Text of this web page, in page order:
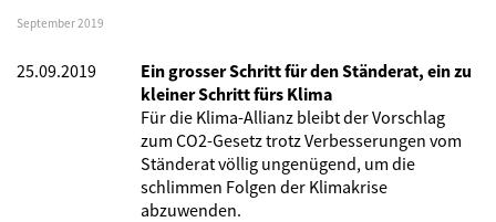
September 2019
25.09.2019
Ein grosser Schritt für den Ständerat, ein zu
kleiner Schritt fürs Klima
Für die Klima-Allianz bleibt der Vorschlag
zum CO2-Gesetz trotz Verbesserungen vom
Ständerat völlig ungenügend, um die
schlimmen Folgen der Klimakrise
abzuwenden.